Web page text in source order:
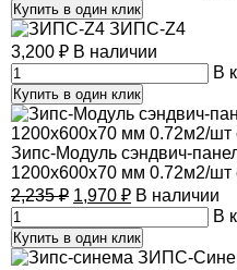
Купить в один клик
ЗИПС-Z4
3,200 ₽ В наличии
В
Купить в один клик
Зипс-Модуль сэндвич-
1200х600х70 мм 0.72м2/шт
2,235₽ 1,970 ₽ В наличии
В
Купить в один клик
ЗИПС-